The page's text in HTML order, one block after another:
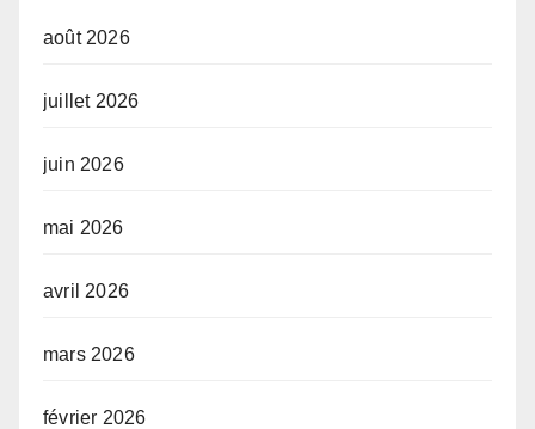
août 2026
juillet 2026
juin 2026
mai 2026
avril 2026
mars 2026
février 2026